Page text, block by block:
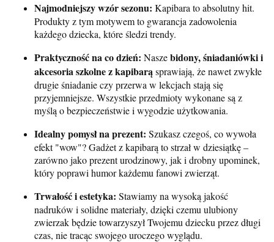
Najmodniejszy wzór sezonu: Kapibara to absolutny hit.
Produkty z tym motywem to gwarancja zadowolenia
każdego dziecka, które śledzi trendy.
Praktyczność na co dzień: Naszebidony, śniadaniówki i
akcesoria szkolne z kapibarąsprawiają, że nawet zwykłe
drugie śniadanie czy przerwa w lekcjach stają się
przyjemniejsze. Wszystkie przedmioty wykonane są z
myślą o bezpieczeństwie i wygodzie użytkowania.
Idealny pomysł na prezent: Szukasz czegoś, co wywoła
efekt "wow"? Gadżet z kapibarą to strzał w dziesiątkę –
zarówno jako prezent urodzinowy, jak i drobny upominek,
który poprawi humor każdemu fanowi zwierząt.
Trwałość i estetyka: Stawiamy na wysoką jakość
nadruków i solidne materiały, dzięki czemu ulubiony
zwierzak będzie towarzyszył Twojemu dziecku przez długi
czas, nie tracąc swojego uroczego wyglądu.